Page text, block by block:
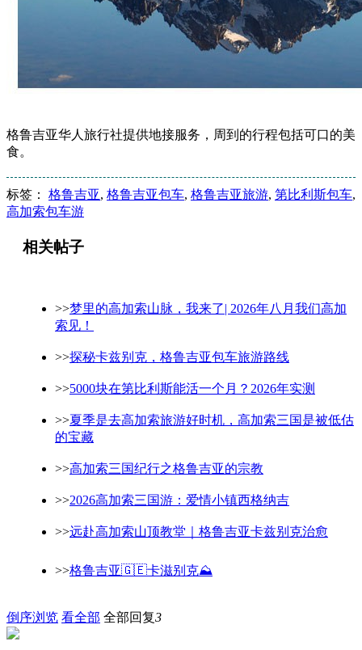
格鲁吉亚华人旅行社提供地接服务，周到的行程包括可口的美
食。
标签： 格鲁吉亚, 格鲁吉亚包车, 格鲁吉亚旅游, 第比利斯包车,
高加索包车游
相关帖子
>>梦里的高加索山脉，我来了| 2026年八月我们高加
索见！
>>探秘卡兹别克，格鲁吉亚包车旅游路线
>>5000块在第比利斯能活一个月？2026年实测
>>夏季是去高加索旅游好时机，高加索三国是被低估
的宝藏
>>高加索三国纪行之格鲁吉亚的宗教
>>2026高加索三国游：爱情小镇西格纳吉
>>远赴高加索山顶教堂｜格鲁吉亚卡兹别克治愈
>>格鲁吉亚🇬🇪卡滋别克⛰️
倒序浏览 看全部 全部回复3